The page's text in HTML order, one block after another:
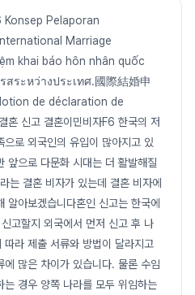
Konsep Pelaporan
Marriage
khai báo hôn nhân quốc
ระหว่างประเทศ.國際結婚申
de déclaration de
신고 결혼이민비자F6 한국의 저
로 외국인의 유입이 많아지고 있
앞으로 다문화 시대는 더 활발해질
는 결혼 비자가 있는데 결혼 비자에
알아보겠습니다혼인 신고는 한국에
고할지 외국에서 먼저 신고 후 나
라 제출 서류와 방법이 달라지고
에 많은 차이가 있습니다. 물론 수임
경우 양쪽 나라를 모두 위임하는